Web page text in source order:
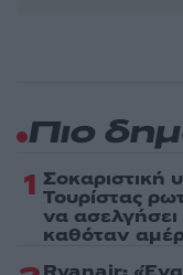
Πιο
1 Σοκαριστική
Τουρίστας
να ασελγήσει
καθόταν